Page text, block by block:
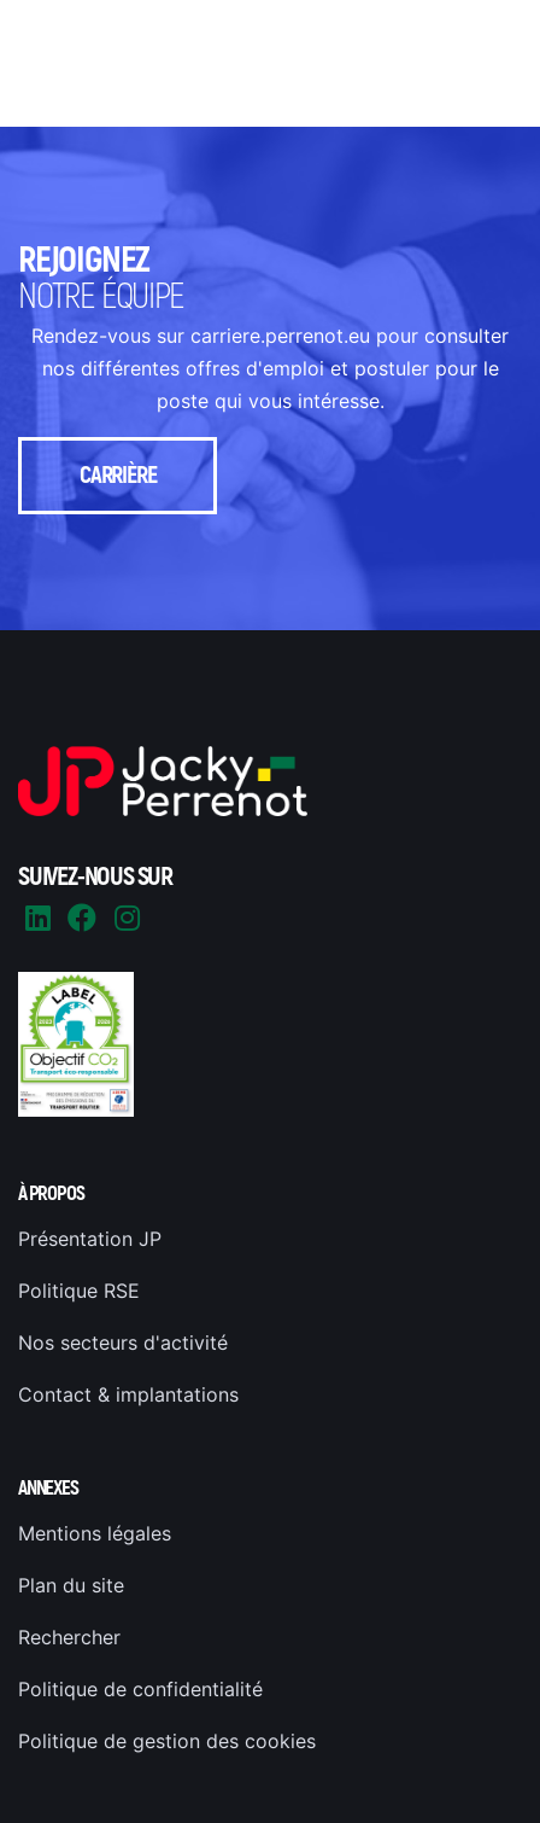
REJOIGNEZ
NOTRE ÉQUIPE
Rendez-vous sur carriere.perrenot.eu pour consulter
nos différentes offres d'emploi et postuler pour le
poste qui vous intéresse.
CARRIÈRE
SUIVEZ-NOUS SUR
À PROPOS
Présentation JP
Politique RSE
Nos secteurs d'activité
Contact & implantations
ANNEXES
Mentions légales
Plan du site
Rechercher
Politique de confidentialité
Politique de gestion des cookies